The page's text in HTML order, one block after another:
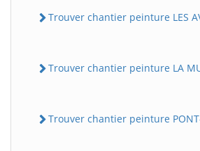
Trouver chantier peinture LES
Trouver chantier peinture LA
Trouver chantier peinture PONT-